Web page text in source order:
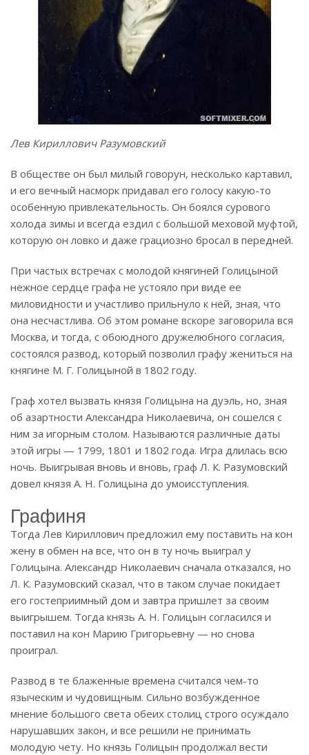
Лев Кириллович Разумовский
В обществе он был милый говорун, несколько картавил,
и его вечный насморк придавал его голосу какую-то
особенную привлекательность. Он боялся сурового
холода зимы и всегда ездил с большой меховой муфтой,
которую он ловко и даже грациозно бросал в передней.
При частых встречах с молодой княгиней Голицыной
нежное сердце графа не устояло при виде ее
миловидности и участливо прильнуло к ней, зная, что
она несчастлива. Об этом романе вскоре заговорила вся
Москва, и тогда, с обоюдного дружелюбного согласия,
состоялся развод, который позволил графу жениться на
княгине М. Г. Голицыной в 1802 году.
Граф хотел вызвать князя Голицына на дуэль, но, зная
об азартности Александра Николаевича, он сошелся с
ним за игорным столом. Называются различные даты
этой игры — 1799, 1801 и 1802 года. Игра длилась всю
ночь. Выигрывая вновь и вновь, граф Л. К. Разумовский
довел князя А. Н. Голицына до умоисступления.
Графиня
Тогда Лев Кириллович предложил ему поставить на кон
жену в обмен на все, что он в ту ночь выиграл у
Голицына. Александр Николаевич сначала отказался, но
Л. К. Разумовский сказал, что в таком случае покидает
его гостеприимный дом и завтра пришлет за своим
выигрышем. Тогда князь А. Н. Голицын согласился и
поставил на кон Марию Григорьевну — но снова
проиграл.
Развод в те блаженные времена считался чем-то
языческим и чудовищным. Сильно возбужденное
мнение большого света обеих столиц строго осуждало
нарушавших закон, и все решили не принимать
молодую чету. Но князь Голицын продолжал вести